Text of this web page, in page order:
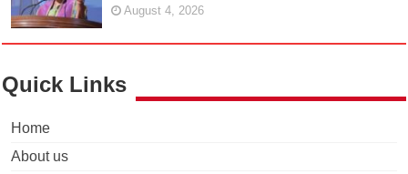
August 4, 2026
Quick Links
Home
About us